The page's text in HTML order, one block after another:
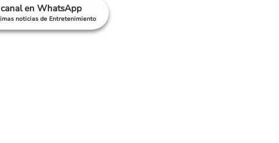
en WhatsApp
noticias de Entretenimiento